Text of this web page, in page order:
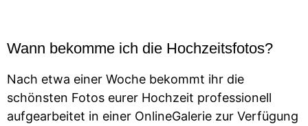
Wann bekomme ich die Hochzeitsfotos?
Nach etwa einer Woche bekommt ihr die
schönsten Fotos eurer Hochzeit professionell
aufgearbeitet in einer OnlineGalerie zur Verfügung